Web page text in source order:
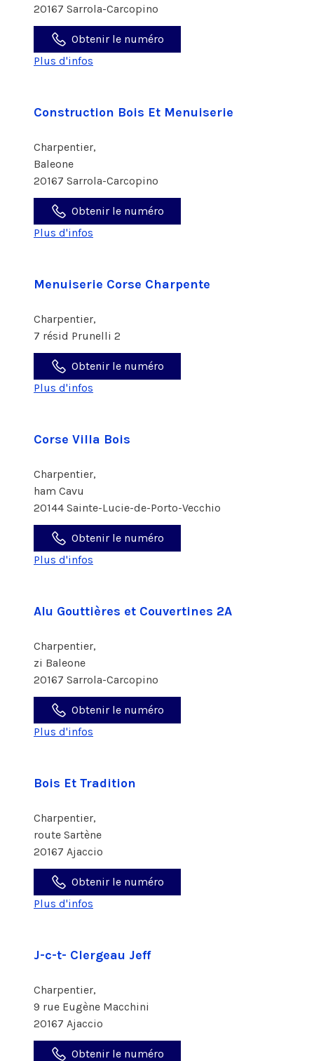
20167 Sarrola-Carcopino
Obtenir le numéro
Plus d'infos
Construction Bois Et Menuiserie
Charpentier,
Baleone
20167 Sarrola-Carcopino
Obtenir le numéro
Plus d'infos
Menuiserie Corse Charpente
Charpentier,
7 résid Prunelli 2
Obtenir le numéro
Plus d'infos
Corse Villa Bois
Charpentier,
ham Cavu
20144 Sainte-Lucie-de-Porto-Vecchio
Obtenir le numéro
Plus d'infos
Alu Gouttières et Couvertines 2A
Charpentier,
zi Baleone
20167 Sarrola-Carcopino
Obtenir le numéro
Plus d'infos
Bois Et Tradition
Charpentier,
route Sartène
20167 Ajaccio
Obtenir le numéro
Plus d'infos
J-c-t- Clergeau Jeff
Charpentier,
9 rue Eugène Macchini
20167 Ajaccio
Obtenir le numéro